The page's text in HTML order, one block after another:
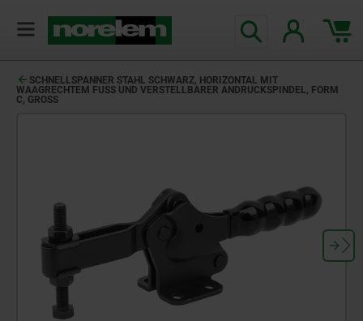
SCHNELLSPANNER STAHL SCHWARZ, HORIZONTAL MIT
WAAGRECHTEM FUSS UND VERSTELLBARER ANDRUCKSPINDEL, FORM C
, GROSS